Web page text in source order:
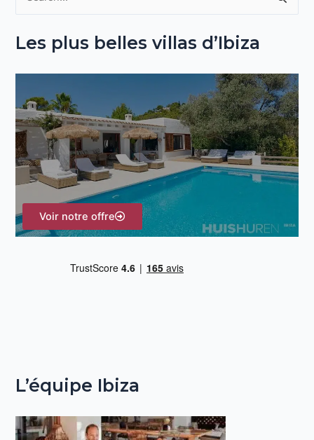
c
h
e
r
:
Les plus belles villas d’Ibiza
Voir notre offre
L’équipe Ibiza